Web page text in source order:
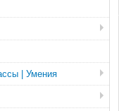
| Умения